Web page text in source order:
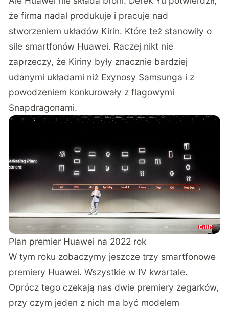
że firma nadal produkuje i pracuje nad
stworzeniem układów Kirin. Które też stanowiły o
sile smartfonów Huawei. Raczej nikt nie
zaprzeczy, że Kiriny były znacznie bardziej
udanymi układami niż Exynosy Samsunga i z
powodzeniem konkurowały z flagowymi
Snapdragonami.
Plan premier Huawei na 2022 rok
W tym roku zobaczymy jeszcze trzy smartfonowe
premiery Huawei. Wszystkie w IV kwartale.
Oprócz tego czekają nas dwie premiery zegarków,
przy czym jeden z nich ma być modelem